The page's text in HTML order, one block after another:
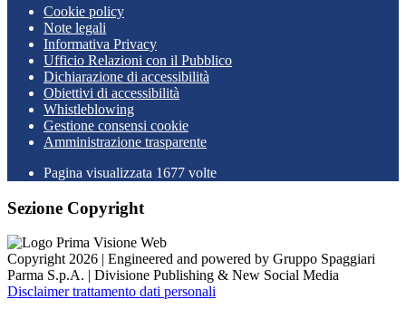
Cookie policy
Note legali
Informativa Privacy
Ufficio Relazioni con il Pubblico
Dichiarazione di accessibilità
Obiettivi di accessibilità
Whistleblowing
Gestione consensi cookie
Amministrazione trasparente
Pagina visualizzata 1677 volte
Sezione Copyright
Copyright 2026 | Engineered and powered by Gruppo Spaggiari
Parma S.p.A. | Divisione Publishing & New Social Media
Disclaimer trattamento dati personali